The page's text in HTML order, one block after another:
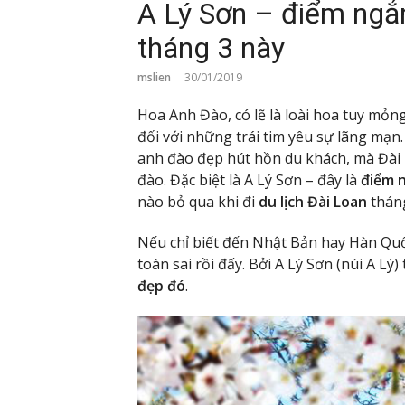
A Lý Sơn – điểm
tháng 3 này
mslien 30/01/2019
Hoa Anh Đào, có lẽ là loài hoa tuy
đối với những trái tim yêu sự lãng
anh đào đẹp hút hồn du khách, mà Đài
đào. Đặc biệt là A Lý Sơn – đây là điểm
nào bỏ qua khi đi du lịch Đài Loan
Nếu chỉ biết đến Nhật Bản hay Hàn
toàn sai rồi đấy. Bởi A Lý Sơn (núi A
đẹp đó.